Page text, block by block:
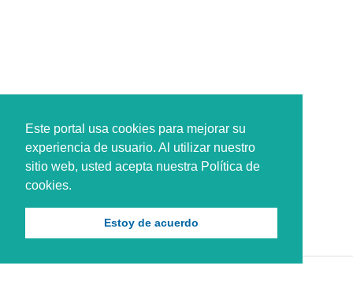
Este portal usa cookies para mejorar su
experiencia de usuario. Al utilizar nuestro
sitio web, usted acepta nuestra Política de
cookies.
Estoy de acuerdo